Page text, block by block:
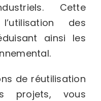
Cette
des
ainsi les
de réutilisation
projets, vous